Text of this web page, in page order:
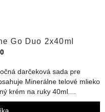
Go Duo 2x40ml
darčeková sada pre
Minerálne telové mlieko
krém na ruky 40ml....